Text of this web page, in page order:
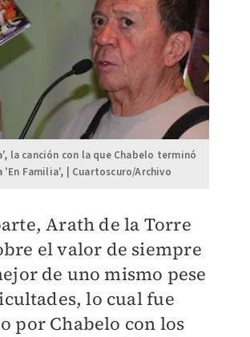
la canción con la que Chabelo terminó
'En Familia', | Cuartoscuro/Archivo
Arath de la Torre
el valor de siempre
de uno mismo pese
lo cual fue
por Chabelo con los